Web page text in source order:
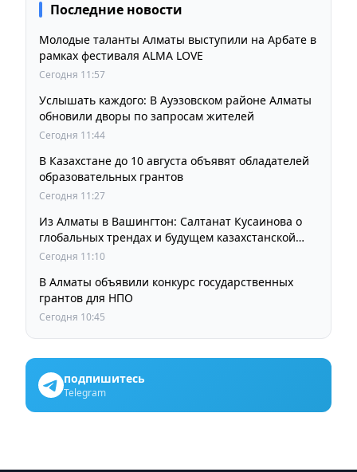
Последние новости
Молодые таланты Алматы выступили на Арбате в
рамках фестиваля ALMA LOVE
Сегодня 11:57
Услышать каждого: В Ауэзовском районе Алматы
обновили дворы по запросам жителей
Сегодня 11:44
В Казахстане до 10 августа объявят обладателей
образовательных грантов
Сегодня 11:27
Из Алматы в Вашингтон: Салтанат Кусаинова о
глобальных трендах и будущем казахстанской
школы
Сегодня 11:10
В Алматы объявили конкурс государственных
грантов для НПО
Сегодня 10:45
подпишитесь
Telegram